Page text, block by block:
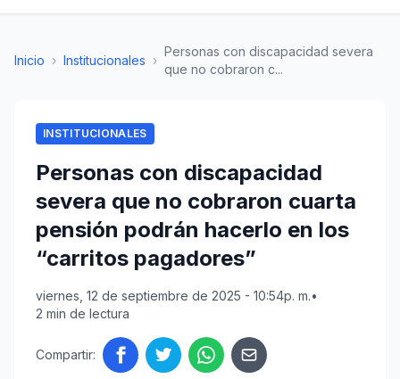
Inicio › Institucionales ›
Personas con discapacidad severa
que no cobraron c...
INSTITUCIONALES
Personas con discapacidad
severa que no cobraron cuarta
pensión podrán hacerlo en los
“carritos pagadores”
viernes, 12 de septiembre de 2025 - 10:54p. m.•
2 min de lectura
Compartir: